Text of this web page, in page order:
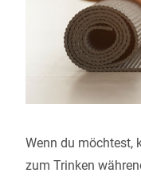
Wenn du möchtest,
zum Trinken